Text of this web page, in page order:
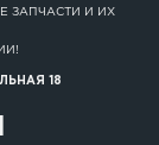
ЗАПЧАСТИ И ИХ
18